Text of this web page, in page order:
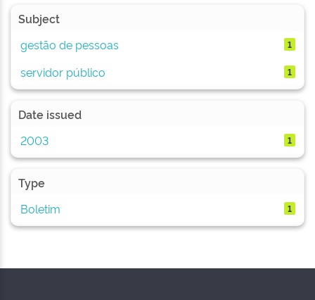
Subject
gestão de pessoas
1
servidor público 1
Date issued
2003
1
Type
Boletim
1